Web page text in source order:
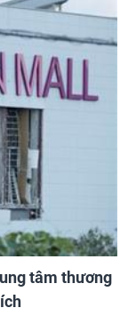
tâm thương